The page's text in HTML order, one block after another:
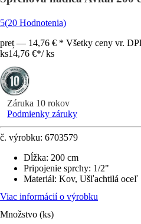
5(20 Hodnotenia)
preț — 14,76 € * Všetky ceny vr.
ks14,76 €*/ ks
Záruka 10 rokov
Podmienky záruky
č. výrobku: 6703579
Dĺžka: 200 cm
Pripojenie sprchy: 1/2"
Materiál: Kov, Ušľachtilá oceľ
Viac informácií o výrobku
Množstvo (ks)